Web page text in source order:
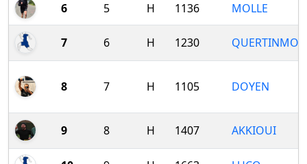
6 5 H 1136 MOLLE
7 6 H 1230
8 7 H 1105 DOYEN
9 8 H 1407 AKKIOUI